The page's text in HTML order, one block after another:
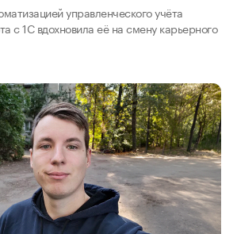
управленческого учёта
с 1С вдохновила её на смену карьерного